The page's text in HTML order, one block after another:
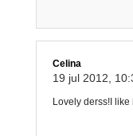
Celina
19 jul 2012,
Lovely derss!I like